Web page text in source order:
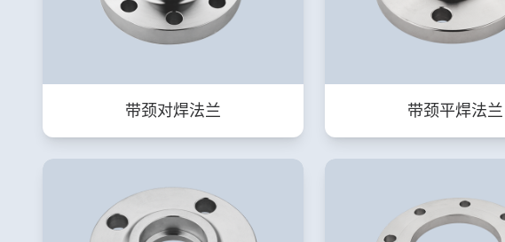
带颈对焊法兰 带颈平焊法兰